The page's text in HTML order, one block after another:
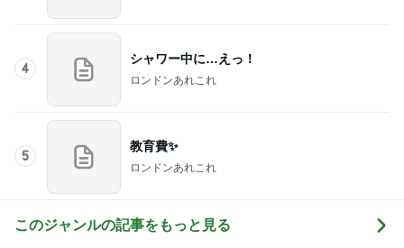
4
シャワー中に…えっ！
ロンドンあれこれ
5
教育費✨
ロンドンあれこれ
このジャンルの記事をもっと見る